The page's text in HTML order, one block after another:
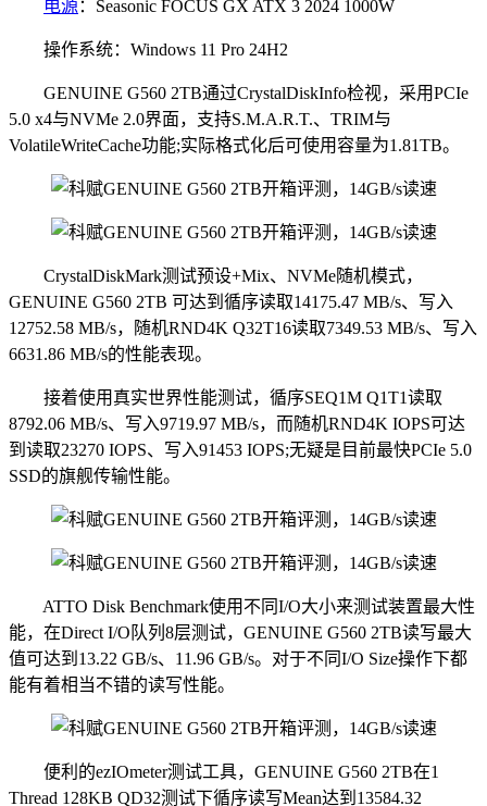
电源 ：Seasonic FOCUS GX ATX 3 2024 1000W
操作系统：Windows 11 Pro 24H2
GENUINE G560 2TB通过CrystalDiskInfo检视，采用PCIe
5.0 x4与NVMe 2.0界面，支持S.M.A.R.T.、TRIM与
VolatileWriteCache功能;实际格式化后可使用容量为1.81TB。
CrystalDiskMark测试预设+Mix、NVMe随机模式，
GENUINE G560 2TB 可达到循序读取14175.47 MB/s、写入
12752.58 MB/s，随机RND4K Q32T16读取7349.53 MB/s、写入
6631.86 MB/s的性能表现。
接着使用真实世界性能测试，循序SEQ1M Q1T1读取
8792.06 MB/s、写入9719.97 MB/s，而随机RND4K IOPS可达
到读取23270 IOPS、写入91453 IOPS;无疑是目前最快PCIe 5.0
SSD的旗舰传输性能。
ATTO Disk Benchmark使用不同I/O大小来测试装置最大性
能，在Direct I/O队列8层测试，GENUINE G560 2TB读写最大
值可达到13.22 GB/s、11.96 GB/s。对于不同I/O Size操作下都
能有着相当不错的读写性能。
便利的ezIOmeter测试工具，GENUINE G560 2TB在1
Thread 128KB QD32测试下循序读写Mean达到13584.32